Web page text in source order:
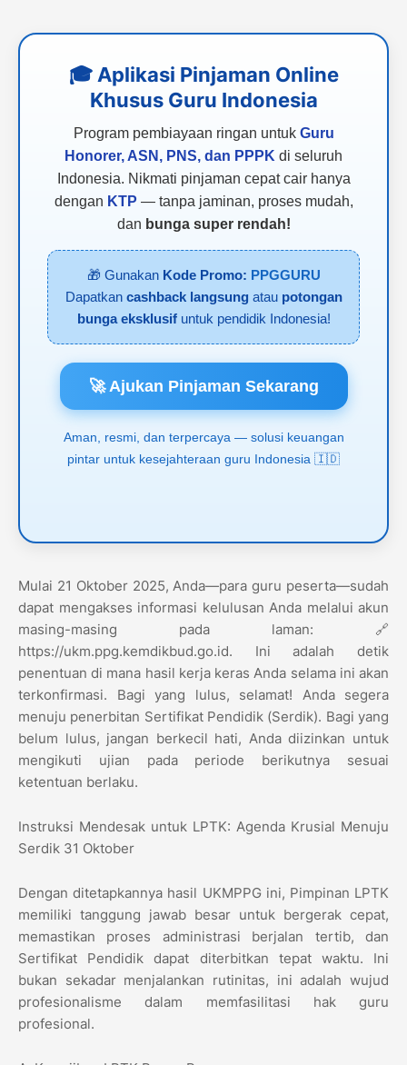
🎓 Aplikasi Pinjaman Online
Khusus Guru Indonesia
Program pembiayaan ringan untuk Guru
Honorer, ASN, PNS, dan PPPK di seluruh
Indonesia. Nikmati pinjaman cepat cair hanya
dengan KTP — tanpa jaminan, proses mudah,
dan bunga super rendah!
🎁 Gunakan Kode Promo: PPGGURU
Dapatkan cashback langsungatau potongan
bunga eksklusifuntuk pendidik Indonesia!
🚀 Ajukan Pinjaman Sekarang
Aman, resmi, dan terpercaya — solusi keuangan
pintar untuk kesejahteraan guru Indonesia 🇮🇩
​Mulai 21 Oktober 2025, Anda—para guru peserta—sudah
dapat mengakses informasi kelulusan Anda melalui akun
masing-masing pada laman: 🔗
https://ukm.ppg.kemdikbud.go.id. Ini adalah detik
penentuan di mana hasil kerja keras Anda selama ini akan
terkonfirmasi. Bagi yang lulus, selamat! Anda segera
menuju penerbitan Sertifikat Pendidik (Serdik). Bagi yang
belum lulus, jangan berkecil hati, Anda diizinkan untuk
mengikuti ujian pada periode berikutnya sesuai
ketentuan berlaku.
​Instruksi Mendesak untuk LPTK: Agenda Krusial Menuju
Serdik 31 Oktober
​Dengan ditetapkannya hasil UKMPPG ini, Pimpinan LPTK
memiliki tanggung jawab besar untuk bergerak cepat,
memastikan proses administrasi berjalan tertib, dan
Sertifikat Pendidik dapat diterbitkan tepat waktu. Ini
bukan sekadar menjalankan rutinitas, ini adalah wujud
profesionalisme dalam memfasilitasi hak guru
profesional.